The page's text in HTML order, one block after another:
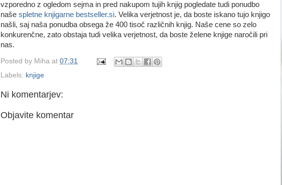
vzporedno z ogledom sejma in pred nakupom tujih knjig pogledate tudi ponudbo
naše spletne knjigarne bestseller.si. Velika verjetnost je, da boste iskano tujo knjigo
našli, saj naša ponudba obsega že 400 tisoč različnih knjig. Naše cene so zelo
konkurenčne, zato obstaja tudi velika verjetnost, da boste želene knjige naročili pri
nas.
Posted by Miha at 07:31
Labels: knjige
Ni komentarjev:
Objavite komentar